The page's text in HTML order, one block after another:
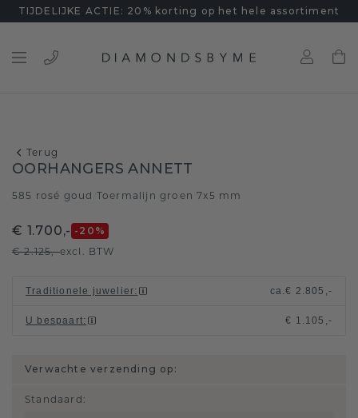
TIJDELIJKE ACTIE: 20% korting op het hele assortiment
Terug
OORHANGERS ANNETT
585 rosé goud Toermalijn groen 7x5 mm
€ 1.700,- -20 %
€ 2.125,-excl. BTW
Traditionele juwelier: ca.€ 2.805,-
U bespaart: € 1.105,-
Verwachte verzending op:
Standaard :